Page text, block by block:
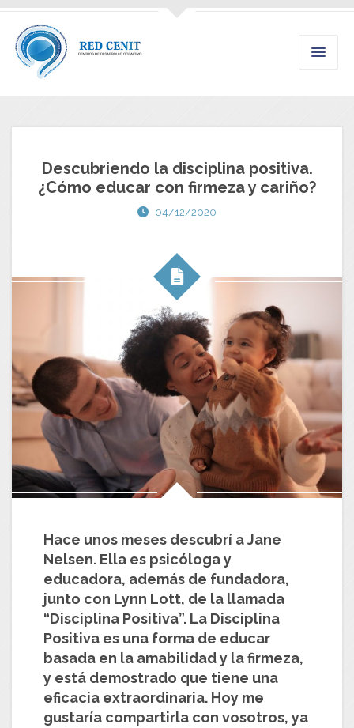
Descubriendo la disciplina positiva.
¿Cómo educar con firmeza y cariño?
04/12/2020
Hace unos meses descubrí a Jane
Nelsen. Ella es psicóloga y
educadora, además de fundadora,
junto con Lynn Lott, de la llamada
“Disciplina Positiva”. La Disciplina
Positiva es una forma de educar
basada en la amabilidad y la firmeza,
y está demostrado que tiene una
eficacia extraordinaria. Hoy me
gustaría compartirla con vosotros, ya